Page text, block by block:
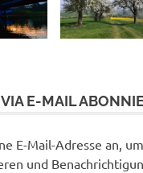
E-MAIL
E-Mail-Adresse an,
und